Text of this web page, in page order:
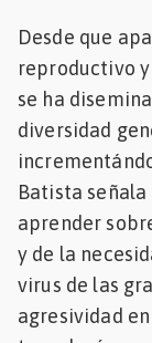
Ganadería
Lechería
Micotoxinas
Porcicultura
Mascotas
Desde que
reproductivo
se ha
diversidad
Batista
aprender
y de la
virus de las
agresividad